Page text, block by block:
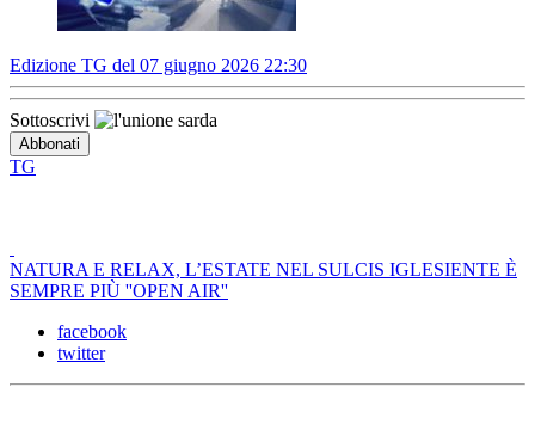
Edizione TG del 07 giugno 2026 22:30
Sottoscrivi
TG
NATURA E RELAX, L’ESTATE NEL SULCIS IGLESIENTE È
SEMPRE PIÙ ''OPEN AIR''
facebook
twitter